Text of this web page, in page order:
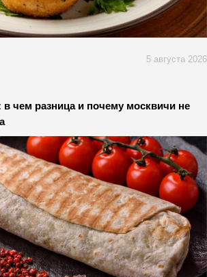
5 августа 2026
чем разница и почему москвичи не